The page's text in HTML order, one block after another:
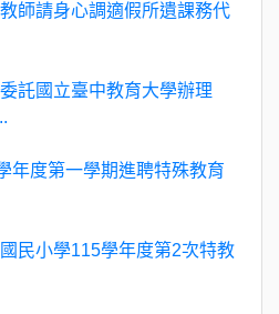
師請身心調適假所遺課務代
託國立臺中教育大學辦理
年度第一學期進聘特殊教育
民小學115學年度第2次特教